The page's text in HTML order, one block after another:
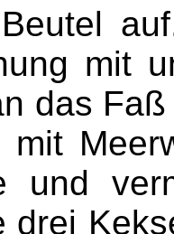
mit
das
und
drei